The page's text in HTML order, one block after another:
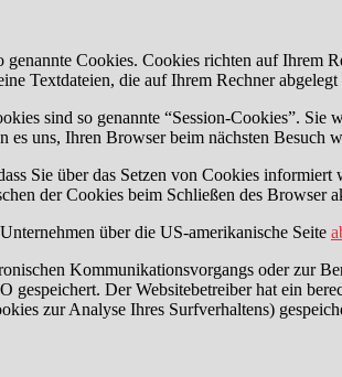
Cookies. Cookies richten auf Ihrem
Textdateien, die auf Ihrem Rechner
sind so genannte “Session-Cookies”.
es uns, Ihren Browser beim nächsten Besuch
Sie über das Setzen von Cookies
der Cookies beim Schließen des
über die US-amerikanische Seite
Kommunikationsvorgangs oder zur
Der Websitebetreiber hat ein
zur Analyse Ihres Surfverhaltens)